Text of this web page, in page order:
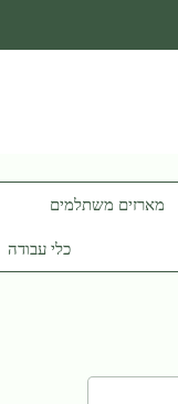
מארזים משתלמים
כלי עבודה